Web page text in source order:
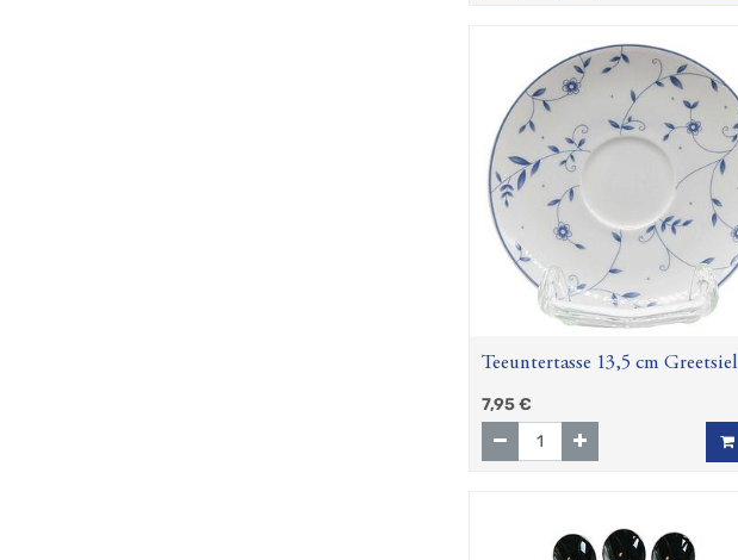
Teeuntertasse 13,5 cm Greetsiel
(Worpswede)
7,95€